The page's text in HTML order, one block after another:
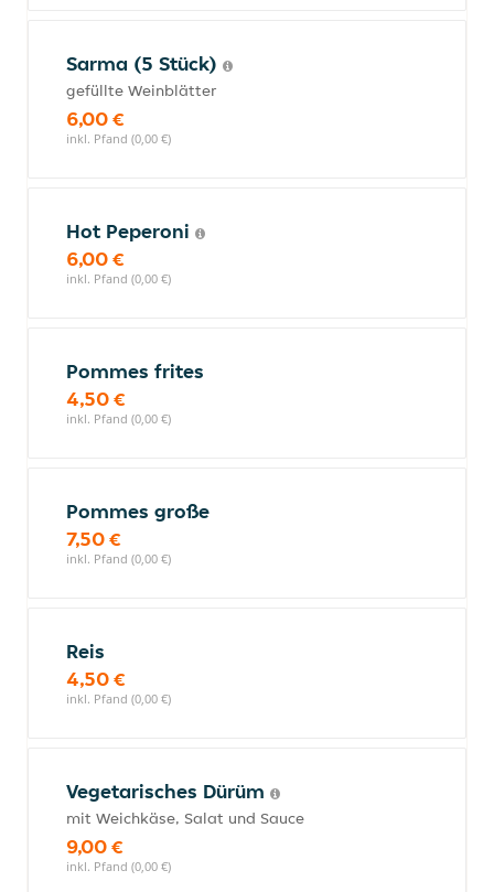
Sarma (5 Stück)
gefüllte Weinblätter
6,00 €
inkl. Pfand (0,00 €)
Hot Peperoni
6,00 €
inkl. Pfand (0,00 €)
Pommes frites
4,50 €
inkl. Pfand (0,00 €)
Pommes große
7,50 €
inkl. Pfand (0,00 €)
Reis
4,50 €
inkl. Pfand (0,00 €)
Vegetarisches Dürüm
mit Weichkäse, Salat und Sauce
9,00 €
inkl. Pfand (0,00 €)